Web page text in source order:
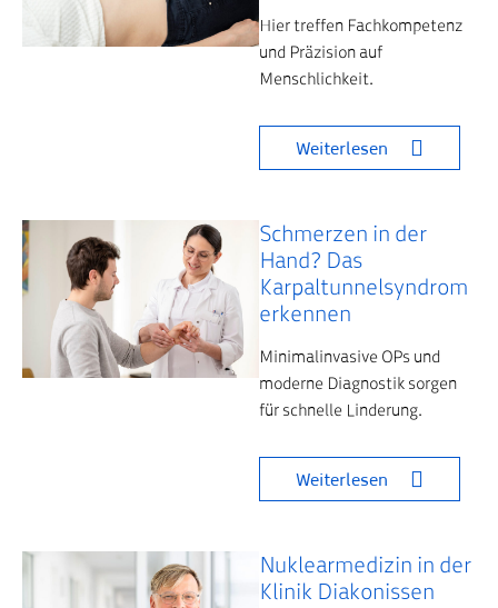
Hier treffen Fachkompetenz
und Präzision auf
Menschlichkeit.
Weiterlesen
Schmerzen in der
Hand? Das
Karpaltunnelsyndrom
erkennen
Minimalinvasive OPs und
moderne Diagnostik sorgen
für schnelle Linderung.
Weiterlesen
Nuklearmedizin in der
Klinik Diakonissen